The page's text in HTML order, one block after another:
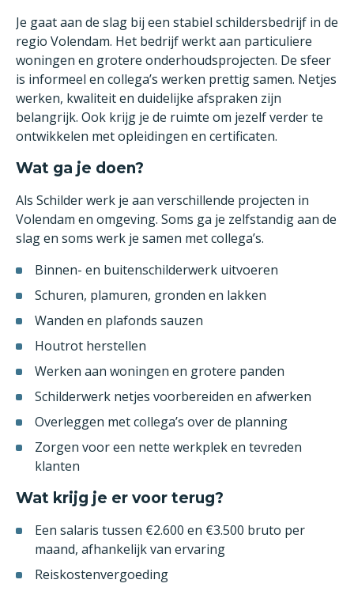
Je gaat aan de slag bij een stabiel schildersbedrijf in de
regio Volendam. Het bedrijf werkt aan particuliere
woningen en grotere onderhoudsprojecten. De sfeer
is informeel en collega’s werken prettig samen. Netjes
werken, kwaliteit en duidelijke afspraken zijn
belangrijk. Ook krijg je de ruimte om jezelf verder te
ontwikkelen met opleidingen en certificaten.
Wat ga je doen?
Als Schilder werk je aan verschillende projecten in
Volendam en omgeving. Soms ga je zelfstandig aan de
slag en soms werk je samen met collega’s.
Binnen- en buitenschilderwerk uitvoeren
Schuren, plamuren, gronden en lakken
Wanden en plafonds sauzen
Houtrot herstellen
Werken aan woningen en grotere panden
Schilderwerk netjes voorbereiden en afwerken
Overleggen met collega’s over de planning
Zorgen voor een nette werkplek en tevreden
klanten
Wat krijg je er voor terug?
Een salaris tussen €2.600 en €3.500 bruto per
maand, afhankelijk van ervaring
Reiskostenvergoeding